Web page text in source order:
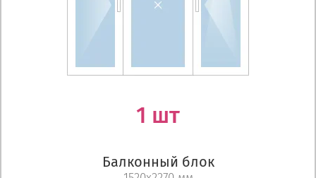
1 шт
Балконный блок